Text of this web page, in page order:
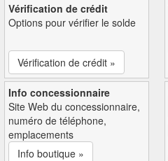
Vérification de crédit
Options pour vérifier le solde
Vérification de crédit »
Info concessionnaire
Site Web du concessionnaire,
numéro de téléphone,
emplacements
Info boutique »